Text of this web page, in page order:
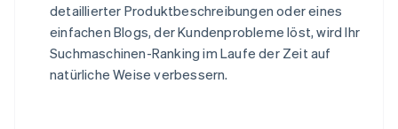
detaillierter Produktbeschreibungen oder eines
einfachen Blogs, der Kundenprobleme löst, wird Ihr
Suchmaschinen-Ranking im Laufe der Zeit auf
natürliche Weise verbessern.